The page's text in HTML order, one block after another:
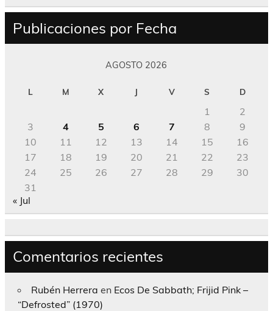
Publicaciones por Fecha
AGOSTO 2026
L M X J V S D
1
2
3
4 5 6 7 8
9
10
11 12 13 14 15
16
17
18 19 20 21 22
23
24
25 26 27 28 29
30
31
« Jul
Comentarios recientes
Rubén Herrera en Ecos De Sabbath; Frijid Pink –
“Defrosted” (1970)